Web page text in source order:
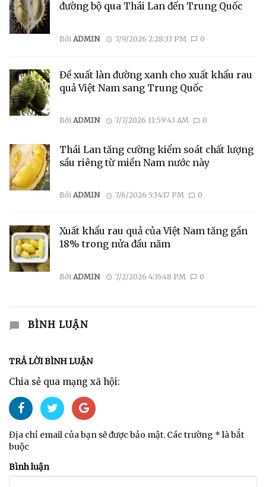
đường bộ qua Thái Lan đến Trung Quốc
Bởi ADMIN 7/9/2026 2:28:33 PM 0
Đề xuất làn đường xanh cho xuất khẩu rau
quả Việt Nam sang Trung Quốc
Bởi ADMIN 7/7/2026 11:59:43 AM 0
Thái Lan tăng cường kiểm soát chất lượng
sầu riêng từ miền Nam nước này
Bởi ADMIN 7/6/2026 5:34:17 PM 0
Xuất khẩu rau quả của Việt Nam tăng gần
18% trong nửa đầu năm
Bởi ADMIN 7/2/2026 4:35:48 PM 0
BÌNH LUẬN
TRẢ LỜI BÌNH LUẬN
Chia sẻ qua mạng xã hội:
Địa chỉ email của bạn sẽ được bảo mật. Các trường * là bắt
buộc
Bình luận